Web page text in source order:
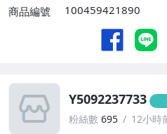
商品編號
100459421890
Y5092237733
粉絲數 695 12小時